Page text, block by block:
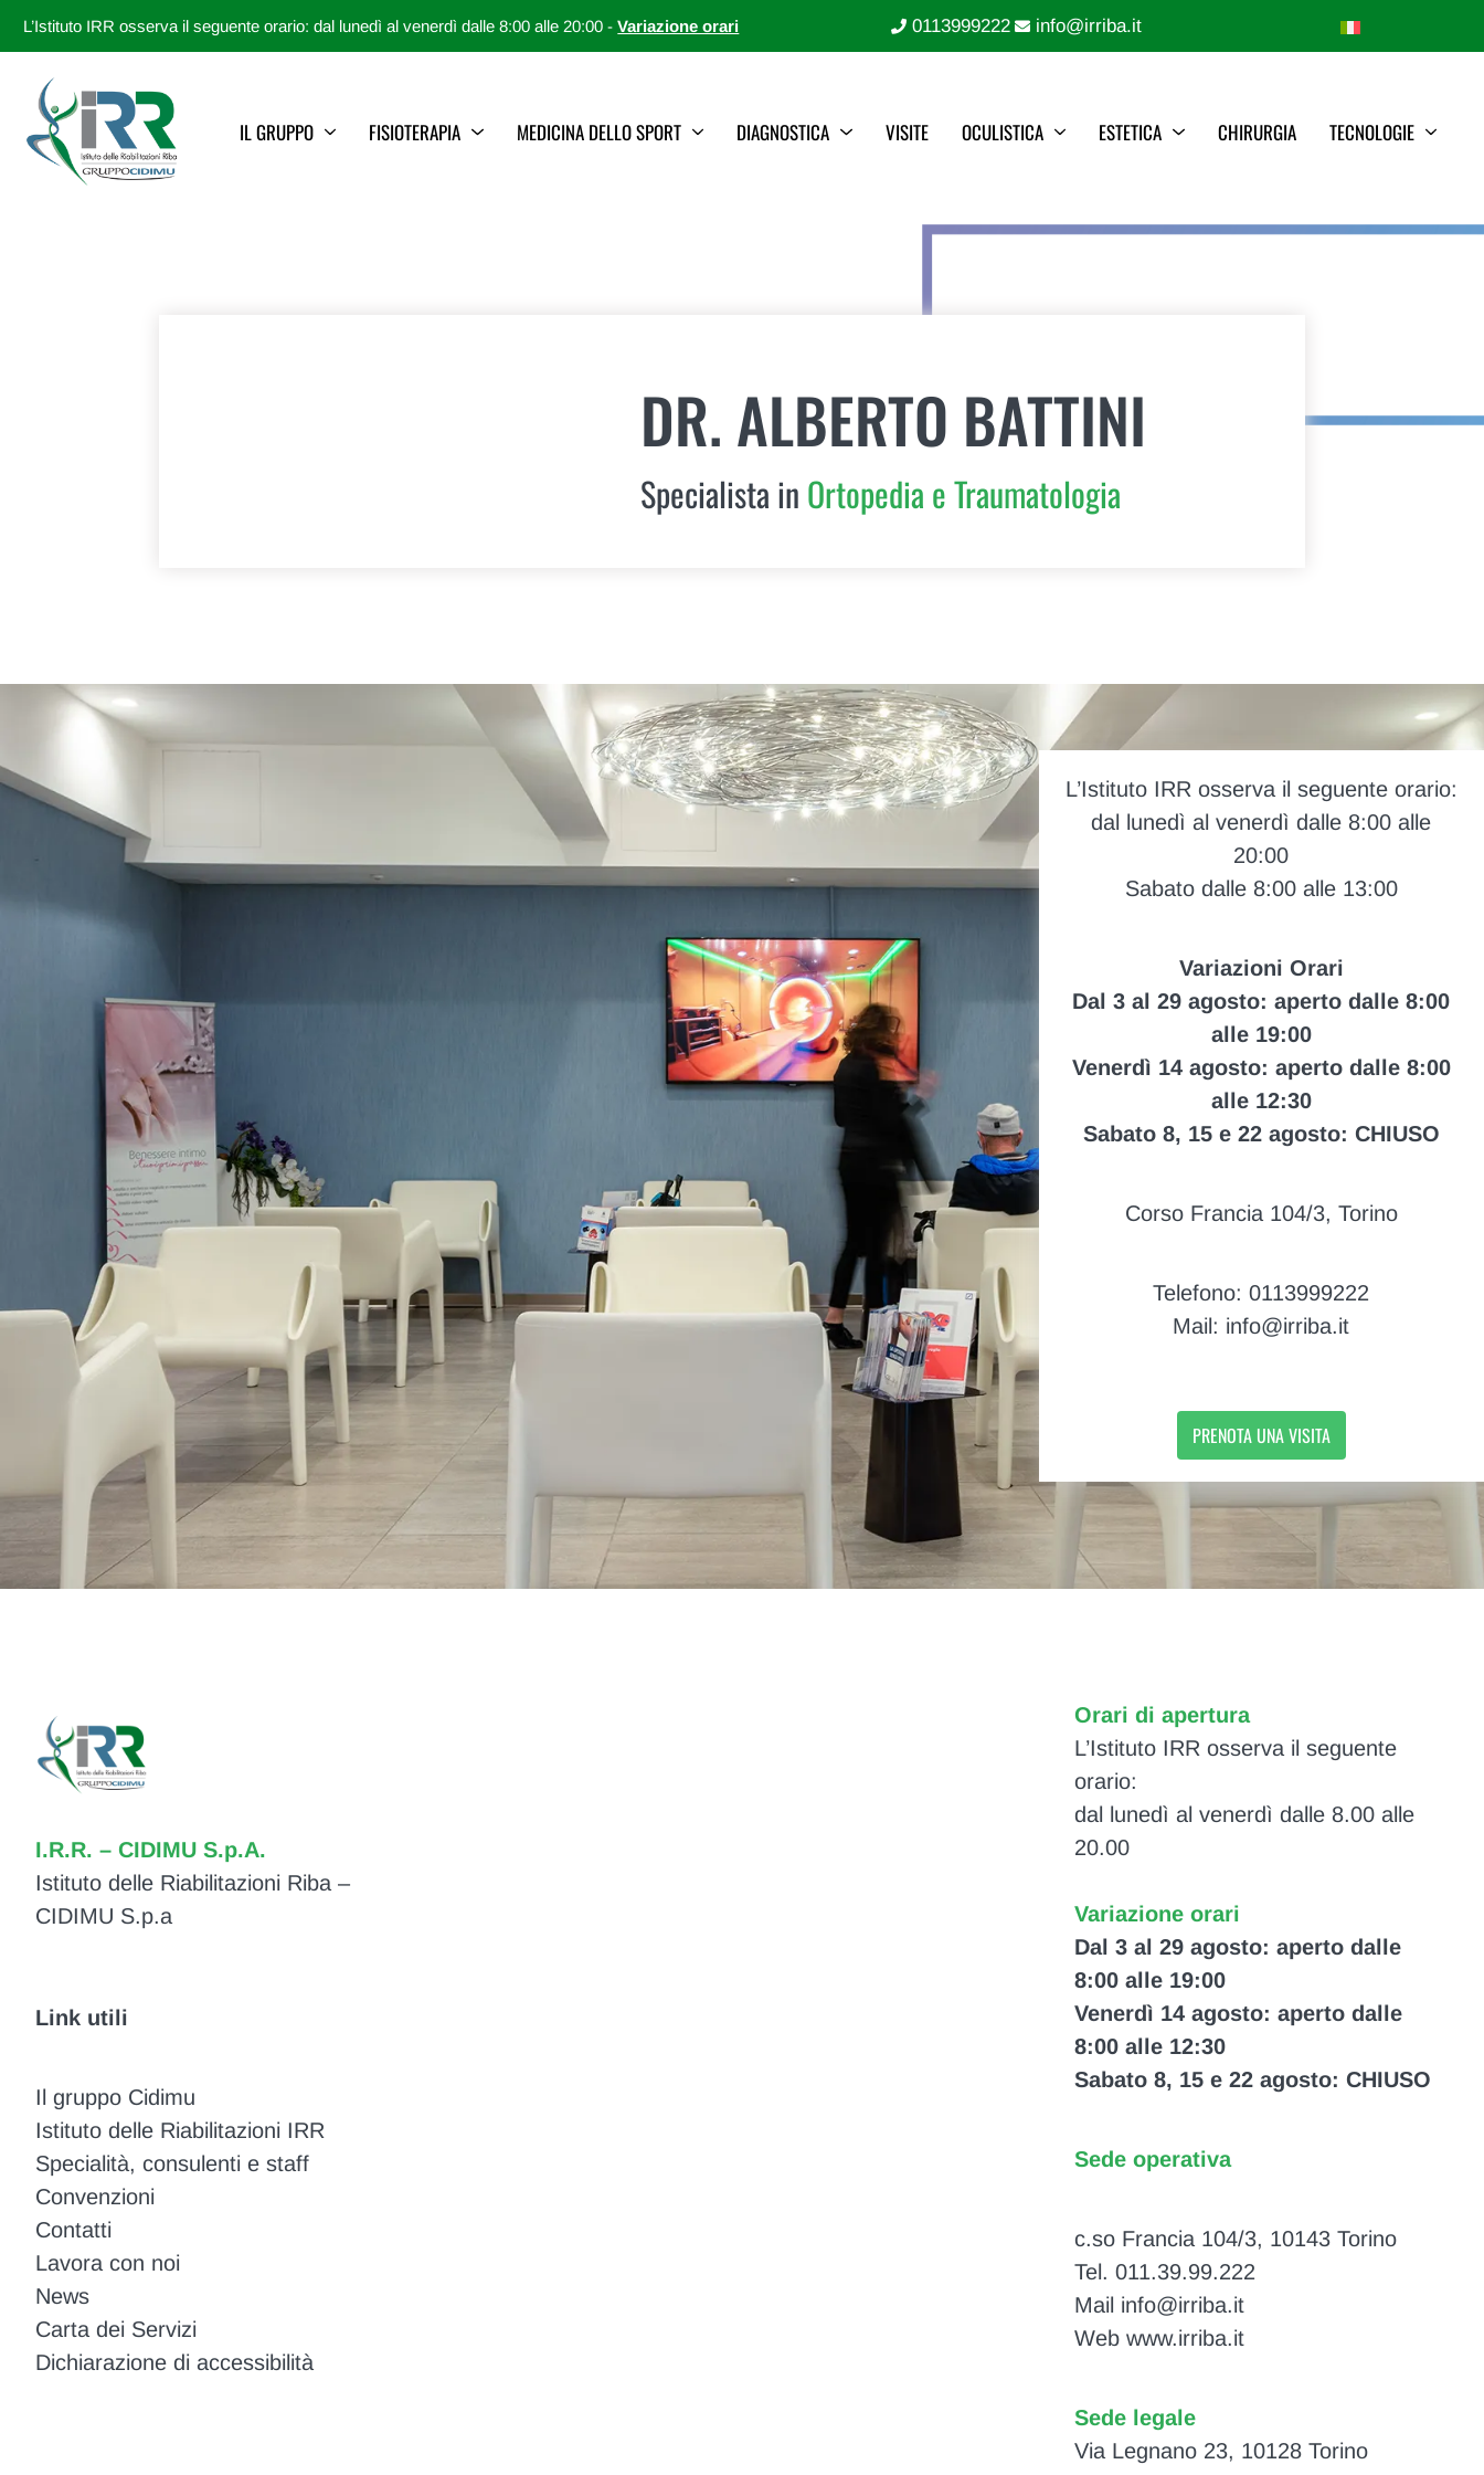
L’Istituto IRR osserva il seguente orario: dal lunedì al venerdì dalle 8:00 alle 20:00 -Variazione orari 0113999222 info@irriba.it
IL GRUPPO FISIOTERAPIA MEDICINA DELLO SPORT DIAGNOSTICA VISITE OCULISTICA ESTETICA CHIRURGIA TECNOLOGIE
DR. ALBERTO BATTINI
Specialista in Ortopedia e Traumatologia
L’Istituto IRR osserva il seguente orario:
dal lunedì al venerdì dalle 8:00 alle
20:00
Sabato dalle 8:00 alle 13:00
Variazioni Orari
Dal 3 al 29 agosto: aperto dalle 8:00
alle 19:00
Venerdì 14 agosto: aperto dalle 8:00
alle 12:30
Sabato 8, 15 e 22 agosto: CHIUSO
Corso Francia 104/3, Torino
Telefono: 0113999222
Mail: info@irriba.it
PRENOTA UNA VISITA
I.R.R. – CIDIMU S.p.A.
Istituto delle Riabilitazioni Riba –
CIDIMU S.p.a
Link utili
Il gruppo Cidimu
Istituto delle Riabilitazioni IRR
Specialità, consulenti e staff
Convenzioni
Contatti
Lavora con noi
News
Carta dei Servizi
Dichiarazione di accessibilità
Orari di apertura
L’Istituto IRR osserva il seguente
orario:
dal lunedì al venerdì dalle 8.00 alle
20.00
Variazione orari
Dal 3 al 29 agosto: aperto dalle
8:00 alle 19:00
Venerdì 14 agosto: aperto dalle
8:00 alle 12:30
Sabato 8, 15 e 22 agosto: CHIUSO
Sede operativa
c.so Francia 104/3, 10143 Torino
Tel. 011.39.99.222
Mail info@irriba.it
Web www.irriba.it
Sede legale
Via Legnano 23, 10128 Torino